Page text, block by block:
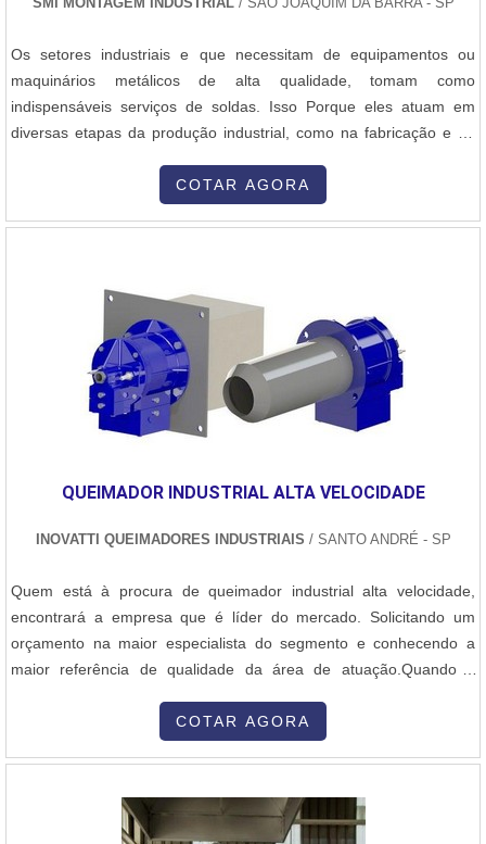
Os setores industriais e que necessitam de equipamentos ou
maquinários metálicos de alta qualidade, tomam como
indispensáveis serviços de soldas. Isso Porque eles atuam em
diversas etapas da produção industrial, como na fabricação e no
auxiliam na manutenção das condições dos equipamento, e
COTAR AGORA
QUEIMADOR INDUSTRIAL ALTA VELOCIDADE
INOVATTI QUEIMADORES INDUSTRIAIS / SANTO ANDRÉ - SP
Quem está à procura de queimador industrial alta velocidade,
encontrará a empresa que é líder do mercado. Solicitando um
orçamento na maior especialista do segmento e conhecendo a
maior referência de qualidade da área de atuação.Quando a
colaboradores da Inovatti Queimadores Industriais o cliente
encontrará ótima qualidade com atendimento a indústrias de
COTAR AGORA